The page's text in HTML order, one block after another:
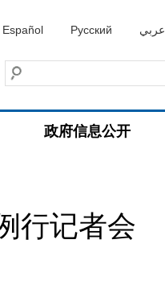
Español Русский عربي
政府信息公开
行记者会